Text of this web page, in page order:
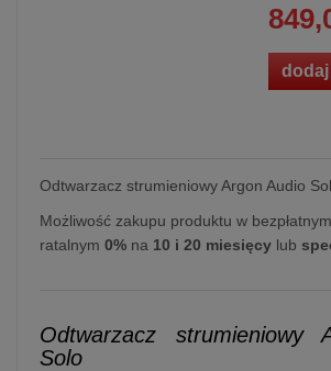
Odtwarzacz strumieniowy Argon Audio
Możliwość zakupu produktu w
ratalnym 0% na 10 i 20 miesięcy lub
Odtwarzacz strumieniowy
Solo